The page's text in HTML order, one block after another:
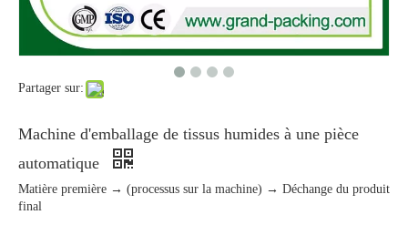
Partager sur:
Machine d'emballage de tissus humides à une pièce
automatique
Matière première → (processus sur la machine) → Déchange du produit
final